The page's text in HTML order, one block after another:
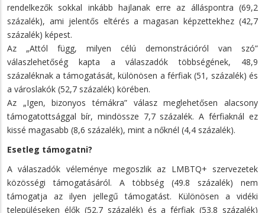
rendelkezők sokkal inkább hajlanak erre az álláspontra (69,2
százalék), ami jelentős eltérés a magasan képzettekhez (42,7
százalék) képest.
Az „Attól függ, milyen célú demonstrációról van szó”
válaszlehetőség kapta a válaszadók többségének, 48,9
százaléknak a támogatását, különösen a férfiak (51, százalék) és
a városlakók (52,7 százalék) körében.
Az „Igen, bizonyos témákra” válasz meglehetősen alacsony
támogatottsággal bír, mindössze 7,7 százalék. A férfiaknál ez
kissé magasabb (8,6 százalék), mint a nőknél (4,4 százalék).
Esetleg támogatni?
A válaszadók véleménye megoszlik az LMBTQ+ szervezetek
közösségi támogatásáról. A többség (49.8 százalék) nem
támogatja az ilyen jellegű támogatást. Különösen a vidéki
településeken élők (52.7 százalék) és a férfiak (53.8 százalék)